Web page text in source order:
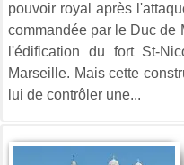
pouvoir royal après
commandée par le Duc de
l'édification du fort St-
Marseille. Mais cette
lui de contrôler une...